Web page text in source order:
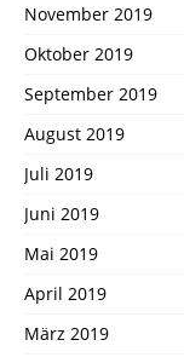
November 2019
Oktober 2019
September 2019
August 2019
Juli 2019
Juni 2019
Mai 2019
April 2019
März 2019